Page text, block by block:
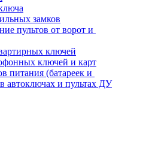
замков
пультов от ворот и
ключей
ключей и карт
питания (батареек и
автоключах и пультах ДУ